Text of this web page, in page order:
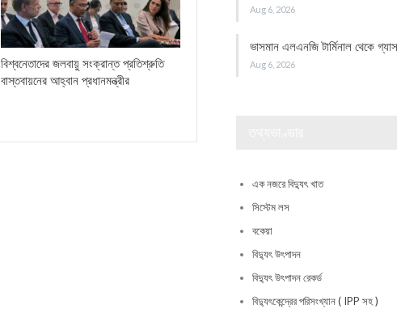
বিশ্বনেতাদের জলবায়ু সংক্রান্ত প্রতিশ্রুতি
বাস্তবায়নের আহ্বান প্রধানমন্ত্রীর
Aug 6, 2026
ভাসমান এলএনজি টার্মিনাল থেকে
Aug 6, 2026
এক নজরে বিদ্যুৎ খাত
সিস্টেম লস
বকেয়া
বিদ্যুৎ উৎপাদন
বিদ্যুৎ উৎপাদন রেকর্ড
বিদ্যুৎকেন্দ্রের পরিসংখ্যান ( IPP সহ )